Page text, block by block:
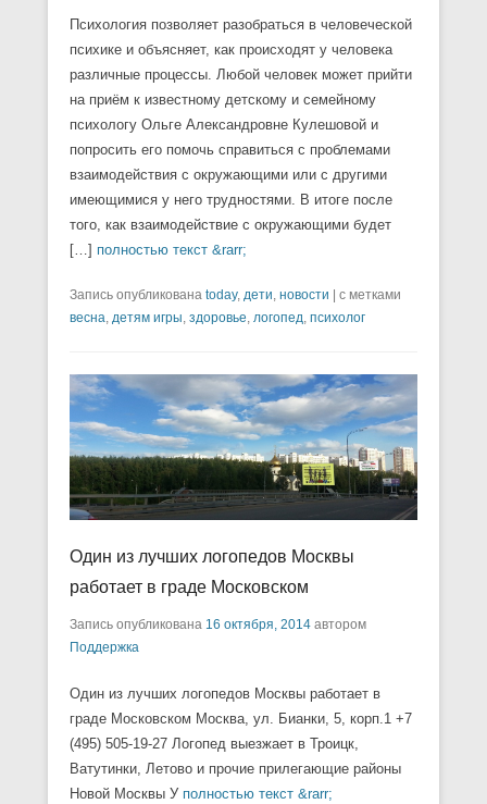
Психология позволяет разобраться в человеческой
психике и объясняет, как происходят у человека
различные процессы. Любой человек может прийти
на приём к известному детскому и семейному
психологу Ольге Александровне Кулешовой и
попросить его помочь справиться с проблемами
взаимодействия с окружающими или с другими
имеющимися у него трудностями. В итоге после
того, как взаимодействие с окружающими будет
[…] полностью текст &rarr;
Запись опубликована today, дети, новости
с метками
весна, детям игры, здоровье, логопед, психолог
Один из лучших логопедов Москвы
работает в граде Московском
Запись опубликована 16 октября, 2014 автором
Поддержка
Один из лучших логопедов Москвы работает в
граде Московском Москва, ул. Бианки, 5, корп.1 +7
(495) 505-19-27 Логопед выезжает в Троицк,
Ватутинки, Летово и прочие прилегающие районы
Новой Москвы У полностью текст &rarr;